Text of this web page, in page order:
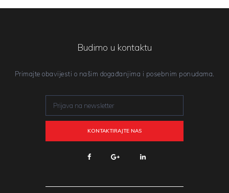
Budimo u kontaktu
Primajte obavijesti o našim događanjima i posebnim ponudama.